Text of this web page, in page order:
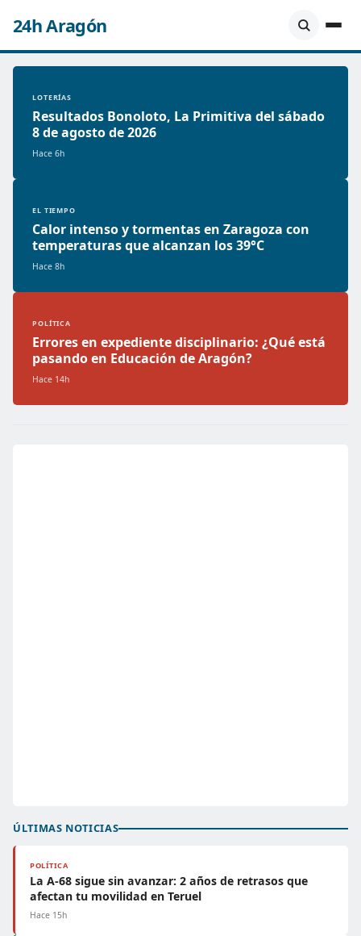
24h Aragón
LOTERÍAS
Resultados Bonoloto, La Primitiva del sábado
8 de agosto de 2026
Hace 6h
EL TIEMPO
Calor intenso y tormentas en Zaragoza con
temperaturas que alcanzan los 39°C
Hace 8h
POLÍTICA
Errores en expediente disciplinario: ¿Qué está
pasando en Educación de Aragón?
Hace 14h
ÚLTIMAS NOTICIAS
POLÍTICA
La A-68 sigue sin avanzar: 2 años de retrasos que
afectan tu movilidad en Teruel
Hace 15h